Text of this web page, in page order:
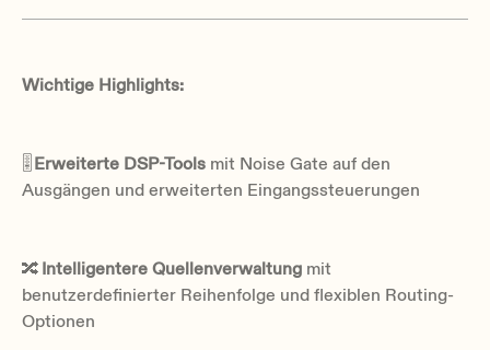
Wichtige Highlights:
🎚 Erweiterte DSP-Tools mit Noise Gate auf den
Ausgängen und erweiterten Eingangssteuerungen
🔀 Intelligentere Quellenverwaltung mit
benutzerdefinierter Reihenfolge und flexiblen Routing-
Optionen